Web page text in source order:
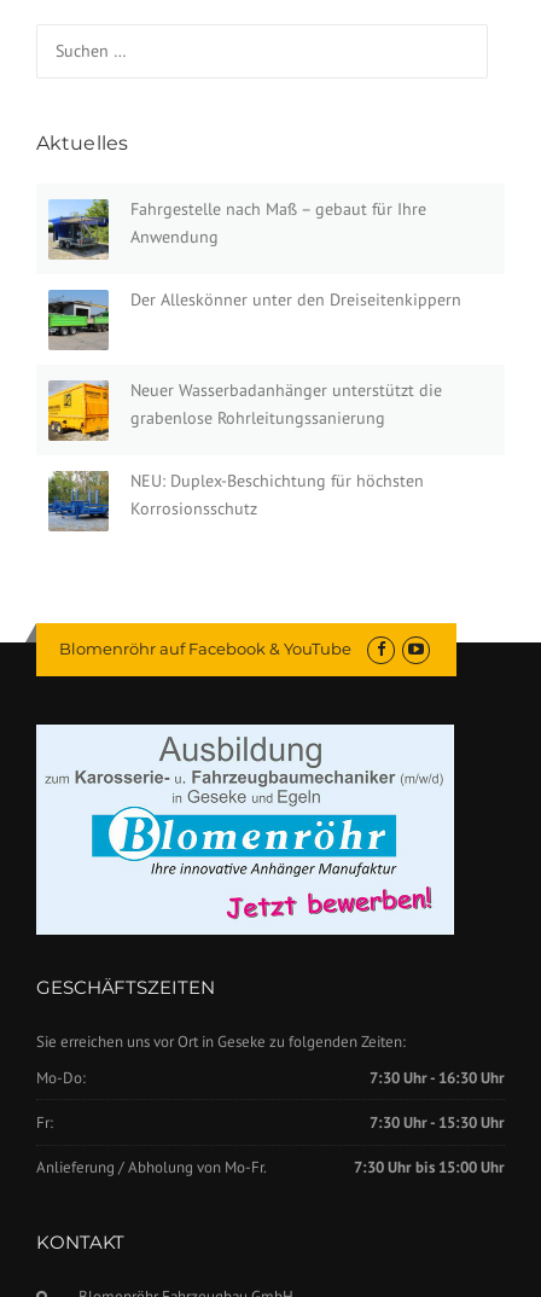
Aktuelles
Fahrgestelle nach Maß – gebaut für Ihre
Anwendung
Der Alleskönner unter den Dreiseitenkippern
Neuer Wasserbadanhänger unterstützt die
grabenlose Rohrleitungssanierung
NEU: Duplex-Beschichtung für höchsten
Korrosionsschutz
Blomenröhr auf Facebook & YouTube
GESCHÄFTSZEITEN
Sie erreichen uns vor Ort in Geseke zu folgenden Zeiten:
Mo-Do:
7:30 Uhr - 16:30 Uhr
Fr: 7:30 Uhr - 15:30 Uhr
Anlieferung / Abholung von Mo-Fr. 7:30 Uhr bis 15:00 Uhr
KONTAKT